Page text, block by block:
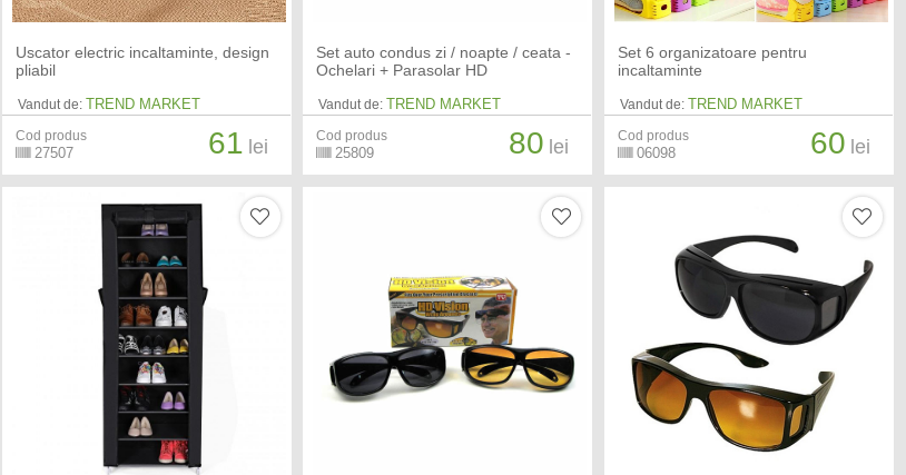
Uscator electric incaltaminte, design
pliabil
Vandut de: TREND MARKET
Cod produs
27507 61 lei
Set auto condus zi / noapte / ceata -
Ochelari + Parasolar HD
Vandut de: TREND MARKET
Cod produs
25809 80 lei
Set 6 organizatoare pentru
incaltaminte
Vandut de: TREND MARKET
Cod produs
06098 60 lei